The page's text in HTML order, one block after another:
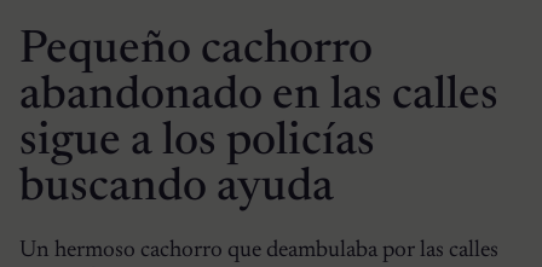
Pequeño cachorro
abandonado en las calles
sigue a los policías
buscando ayuda
Un hermoso cachorro que deambulaba por las calles